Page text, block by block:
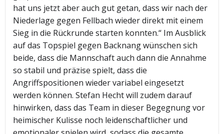
hat uns jetzt aber auch gut getan, dass wir nach der
Niederlage gegen Fellbach wieder direkt mit einem
Sieg in die Rückrunde starten konnten.“ Im Ausblick
auf das Topspiel gegen Backnang wünschen sich
beide, dass die Mannschaft auch dann die Annahme
so stabil und präzise spielt, dass die
Angriffspositionen wieder variabel eingesetzt
werden können. Stefan Hecht will zudem darauf
hinwirken, dass das Team in dieser Begegnung vor
heimischer Kulisse noch leidenschaftlicher und